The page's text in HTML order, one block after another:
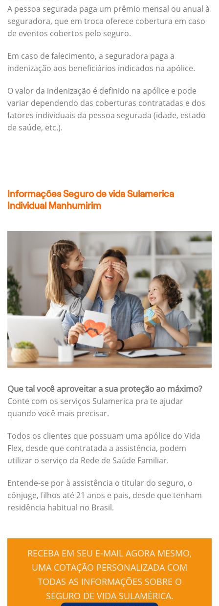
A pessoa segurada paga um prêmio mensal ou anual à
seguradora, que em troca oferece cobertura em caso
de eventos cobertos pelo seguro.
Em caso de falecimento, a seguradora paga a
indenização aos beneficiários indicados na apólice.
O valor da indenização é definido na apólice e pode
variar dependendo das coberturas contratadas e dos
fatores individuais da pessoa segurada (idade, estado
de saúde, etc.).
Informações Seguro de vida Sulamerica
Individual Manhumirim
Que tal você aproveitar a sua proteção ao máximo?
Conte com os serviços Sulamerica pra te ajudar
quando você mais precisar.
Todos os clientes que possuam uma apólice do Vida
Flex, desde que contratada a assistência, podem
utilizar o serviço da Rede de Saúde Familiar.
Entende-se por à assistência o titular do seguro, o
cônjuge, filhos até 21 anos e pais, desde que tenham
residência habitual no Brasil.
RECEBA EM SEU E-MAIL AGORA MESMO,
UMA COTAÇÃO PERSONALIZADA COM
TODAS AS INFORMAÇÕES SOBRE O
SEGURO DE VIDA SULAMÉRICA.